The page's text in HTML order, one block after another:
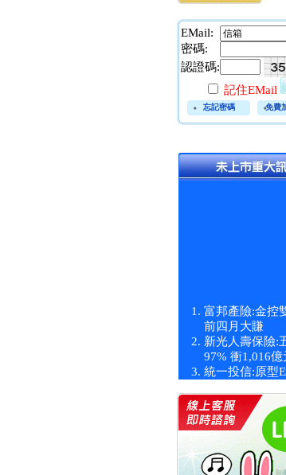
EMail:
密碼:
認證碼:
記住EMail
忘記密碼 免費
富邦產險:金控
前四月大賺
新光人壽保險:
97% 衝1,016億
統一投信:原型
漲逾九成
統一投信:主動
價 被盯上
新光人壽保險:
價金將達996億
宇辰系統科技:
創新高 啟動興